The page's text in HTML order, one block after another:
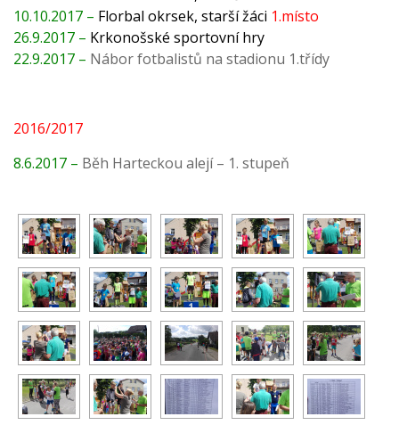
10.10.2017 – Florbal okrsek, starší žáci 1.místo
26.9.2017 – Krkonošské sportovní hry
22.9.2017 – Nábor fotbalistů na stadionu 1.třídy
2016/2017
8.6.2017 – Běh Harteckou alejí – 1. stupeň